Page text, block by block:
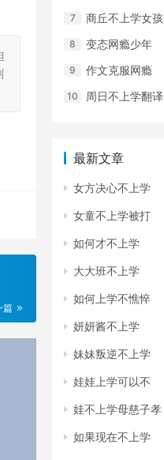
篇
商丘不上学女孩
变态网瘾少年
作文克服网瘾
周日不上学翻译
最新文章
女方决心不上学
女童不上学被打
如何才不上学
大大班不上学
如何上学不憔悴
妍妍酱不上学
妹妹叛逆不上学
娃娃上学可以不
娃不上学母慈子孝
如果现在不上学